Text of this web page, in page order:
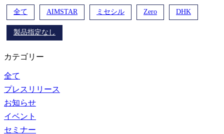
全て AIMSTAR ミセシル Zero DHK
製品指定なし
カテゴリー
全て
プレスリリース
お知らせ
イベント
セミナー